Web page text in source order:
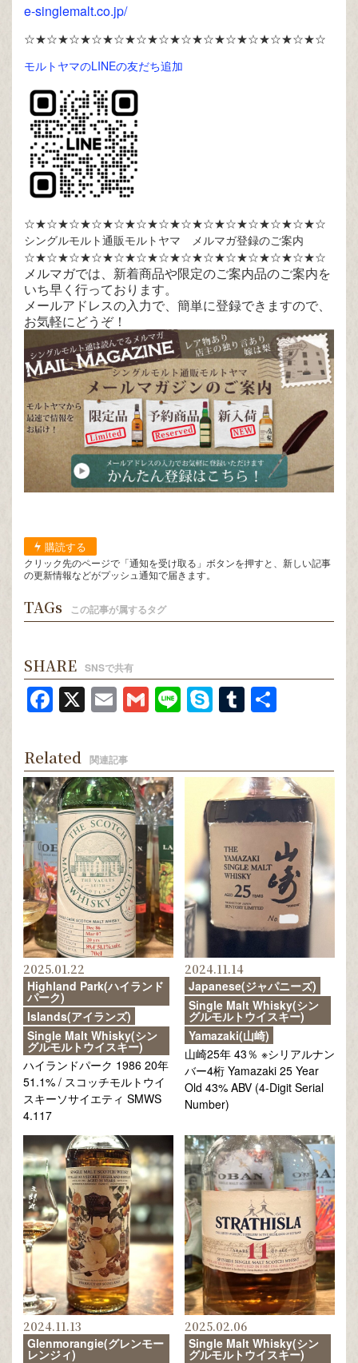
e-singlemalt.co.jp/
☆★☆★☆★☆★☆★☆★☆★☆★☆★☆★☆★☆★☆★☆
モルトヤマのLINEの友だち追加
☆★☆★☆★☆★☆★☆★☆★☆★☆★☆★☆★☆★☆★☆
シングルモルト通販モルトヤマ メルマガ登録のご案内
☆★☆★☆★☆★☆★☆★☆★☆★☆★☆★☆★☆★☆★☆
メルマガでは、新着商品や限定のご案内品のご案内を
いち早く行っております。
メールアドレスの入力で、簡単に登録できますので、
お気軽にどうぞ！
購読する
クリック先のページで「通知を受け取る」ボタンを押すと、新しい記事
の更新情報などがプッシュ通知で届きます。
TAGs この記事が属するタグ
SHARE SNSで共有
Facebook
X EmailGmail
LineSkypeTumblr
Related 関連記事
2025.01.22
Highland Park(ハイランド
パーク)
Islands(アイランズ)
Single Malt Whisky(シン
グルモルトウイスキー)
ハイランドパーク 1986 20年
51.1% / スコッチモルトウイ
スキーソサイエティ SMWS
4.117
2024.11.14
Japanese(ジャパニーズ)
Single Malt Whisky(シン
グルモルトウイスキー)
Yamazaki(山崎)
山崎25年 43％ ※シリアルナン
バー4桁 Yamazaki 25 Year
Old 43% ABV (4-Digit Serial
Number)
2024.11.13
Glenmorangie(グレンモー
レンジィ)
2025.02.06
Single Malt Whisky(シン
グルモルトウイスキー)